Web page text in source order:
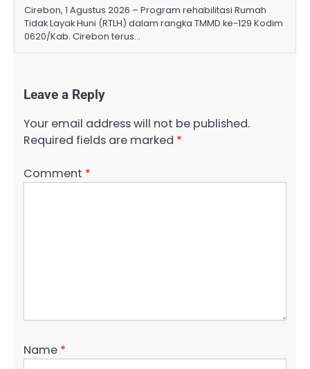
Cirebon, 1 Agustus 2026 – Program rehabilitasi Rumah
Tidak Layak Huni (RTLH) dalam rangka TMMD ke-129 Kodim
0620/Kab. Cirebon terus…
Leave a Reply
Your email address will not be published.
Required fields are marked *
Comment *
Name *